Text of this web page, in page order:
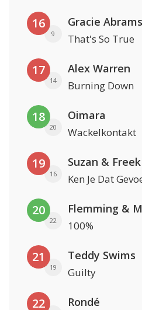
16
9
Gracie Abrams
That's So True
17
14
Alex Warren
Burning Down
18
20
Oimara
Wackelkontakt
19
16
Suzan & Freek
Ken Je Dat
20
22
Flemming &
100%
21
19
Teddy Swims
Guilty
22 Rondé